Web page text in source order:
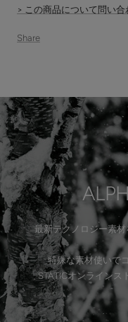
> この商品について問い合
Share
最新テクノロジー素
特殊な素材使いで
STATICオンラインス